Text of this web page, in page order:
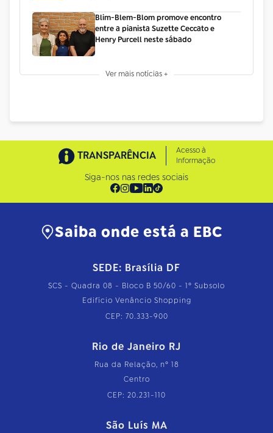
Blim-Blem-Blom promove encontro
entre a pianista Suzette Ceccato e
Henry Purcell neste sábado
Ver mais notícias +
TRANSPARÊNCIA
Acesso à
Informação
Siga-nos nas redes sociais
Saiba onde está a EBC
SEDE: Brasília DF
SCS - Quadra 08 - Bloco B 50/60 - 1º Subsolo
Edifício Venâncio Shopping
CEP: 70.333-900
Rio de Janeiro RJ
Rua da Relação, nº 18
Centro
CEP: 20.231-110
São Luís MA